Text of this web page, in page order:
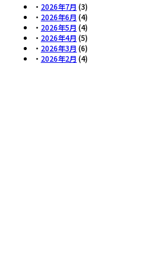
・ 2026年7月 (3)
・ 2026年6月 (4)
・ 2026年5月 (4)
・ 2026年4月 (5)
・ 2026年3月 (6)
・ 2026年2月 (4)